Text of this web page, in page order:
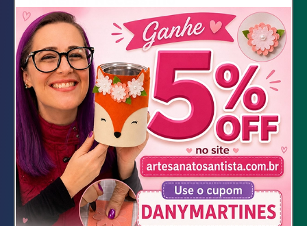
Impressão dos moldes
Tubete com tampas de cores variadas
chiclete em formato de bolinha
fita banana
Tesoura
Baixar Molde